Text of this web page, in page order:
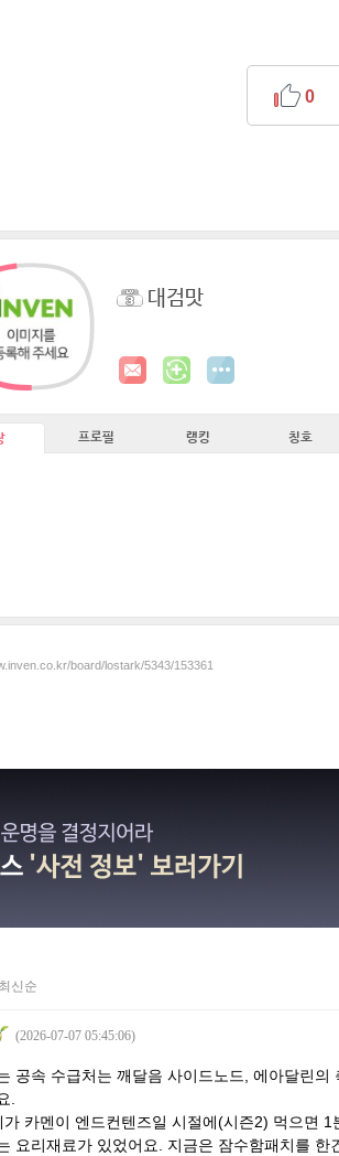
0
대검맛
프로필 랭킹 칭호
board/lostark/5343/153361
최신순
(2026-07-07 05:45:06)
공속 수급처는 깨달음 사이드노드, 에아달린의
.
카멘이 엔드컨텐즈일 시절에(시즌2) 먹으면 1
요리재료가 있었어요. 지금은 잠수함패치를 한